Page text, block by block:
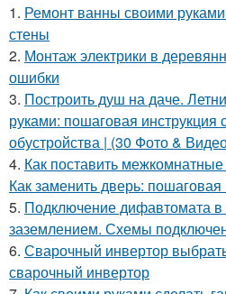
1. Ремонт ванны своими
стены
2. Монтаж электрики в
ошибки
3. Построить душ на даче.
руками: пошаговая инструкция
обустройства | (30 Фото &
4. Как поставить
Как заменить дверь: пошаговая
5. Подключение дифавтомата в
заземлением. Схемы
6. Сварочный инвертор
сварочный инвертор